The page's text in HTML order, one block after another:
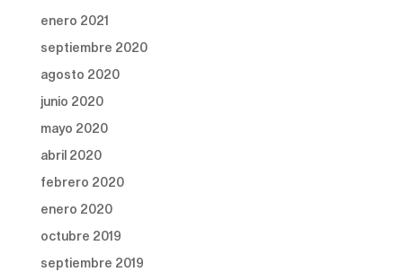
enero 2021
septiembre 2020
agosto 2020
junio 2020
mayo 2020
abril 2020
febrero 2020
enero 2020
octubre 2019
septiembre 2019